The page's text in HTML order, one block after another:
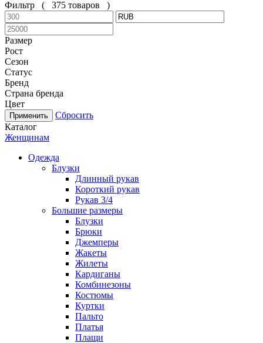
Фильтр ( 375 товаров )
Размер
Рост
Сезон
Статус
Бренд
Страна бренда
Цвет
Сбросить
Каталог
Женщинам
Одежда
Блузки
Длинный рукав
Короткий рукав
Рукав 3/4
Большие размеры
Блузки
Брюки
Джемперы
Жакеты
Жилеты
Кардиганы
Комбинезоны
Костюмы
Куртки
Пальто
Платья
Плащи